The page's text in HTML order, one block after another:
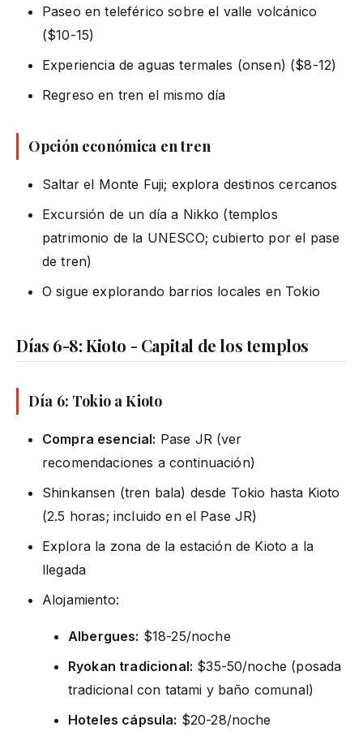
Paseo en teleférico sobre el valle volcánico
($10-15)
Experiencia de aguas termales (onsen) ($8-12)
Regreso en tren el mismo día
Opción económica en tren
Saltar el Monte Fuji; explora destinos cercanos
Excursión de un día a Nikko (templos
patrimonio de la UNESCO; cubierto por el pase
de tren)
O sigue explorando barrios locales en Tokio
Días 6-8: Kioto - Capital de los templos
Día 6: Tokio a Kioto
Compra esencial: Pase JR (ver
recomendaciones a continuación)
Shinkansen (tren bala) desde Tokio hasta Kioto
(2.5 horas; incluido en el Pase JR)
Explora la zona de la estación de Kioto a la
llegada
Alojamiento:
Albergues: $18-25/noche
Ryokan tradicional: $35-50/noche (posada
tradicional con tatami y baño comunal)
Hoteles cápsula: $20-28/noche